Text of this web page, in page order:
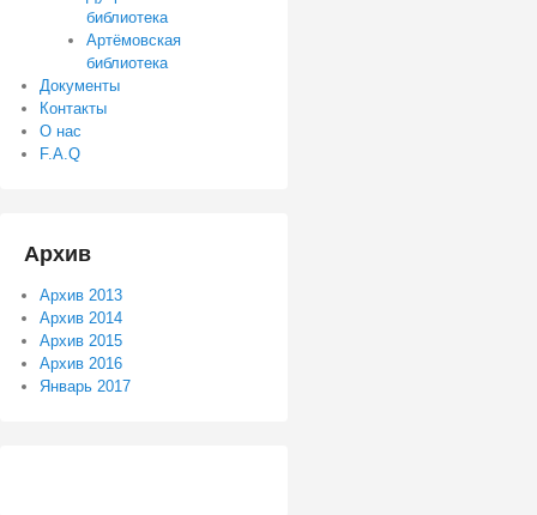
библиотека
Артёмовская
библиотека
Документы
Контакты
О нас
F.A.Q
Архив
Архив 2013
Архив 2014
Архив 2015
Архив 2016
Январь 2017